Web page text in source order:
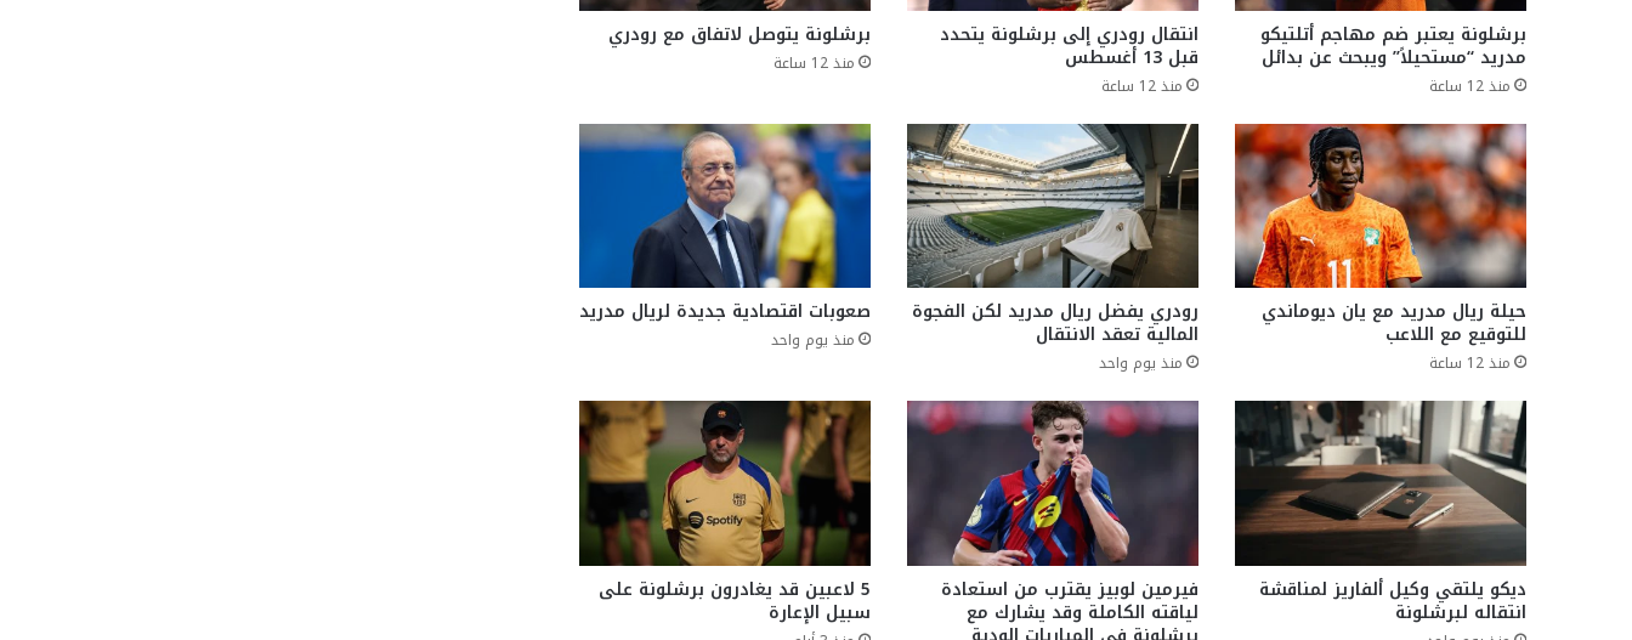
برشلونة يعتبر ضم مهاجم أتلتيكو
مدريد “مستحيلاً” ويبحث عن بدائل
منذ 12 ساعة
انتقال رودري إلى برشلونة يتحدد
قبل 13 أغسطس
منذ 12 ساعة
برشلونة يتوصل لاتفاق مع رودري
منذ 12 ساعة
حيلة ريال مدريد مع يان ديوماندي
للتوقيع مع اللاعب
منذ 12 ساعة
رودري يفضل ريال مدريد لكن الفجوة
المالية تعقد الانتقال
منذ يوم واحد
صعوبات اقتصادية جديدة لريال مدريد
منذ يوم واحد
ديكو يلتقي وكيل ألفاريز لمناقشة
انتقاله لبرشلونة
فيرمين لوبيز يقترب من استعادة
لياقته الكاملة وقد يشارك مع
5 لاعبين قد يغادرون برشلونة على
سبيل الإعارة